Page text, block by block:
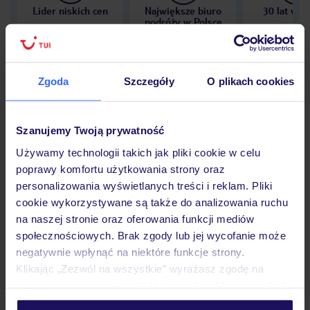
Zgoda Szczegóły O plikach cookies
Szanujemy Twoją prywatność
Używamy technologii takich jak pliki cookie w celu
poprawy komfortu użytkowania strony oraz
personalizowania wyświetlanych treści i reklam. Pliki
cookie wykorzystywane są także do analizowania ruchu
na naszej stronie oraz oferowania funkcji mediów
społecznościowych. Brak zgody lub jej wycofanie może
negatywnie wpłynąć na niektóre funkcje strony.
Klikając „Zezwól na wszystkie” wyrażasz zgodę na
personalizować swój wybór wchodząc w zakładkę
Lider niskich cen
Największe biuro
podróży w Polsce
30 lat w
Opinie
Pokoje
Wyżywienie